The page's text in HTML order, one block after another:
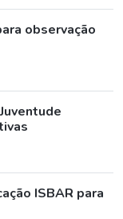
observação
ISBAR para